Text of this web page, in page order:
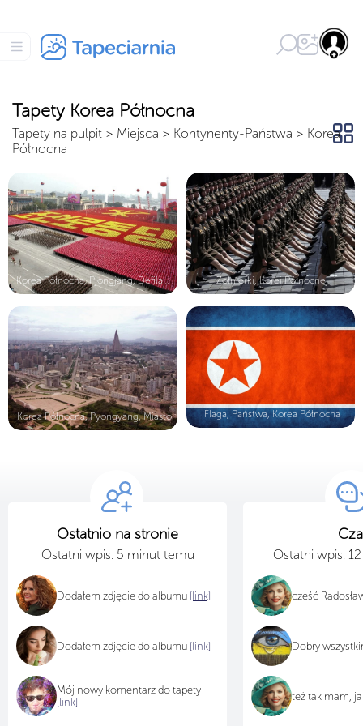
Tapety Korea Północna
Tapety na pulpit > Miejsca > Kontynenty-Państwa > Korea
Północna
Korea Północna, Pjongjang, Defilada... Żołnierki, Korei Północnej
Korea Północna, Pyongyang, Miasto Flaga, Państwa, Korea Północna
Ostatnio na stronie
Ostatni wpis: 5 minut temu
Dodałem zdjęcie do albumu [link]
Dodałem zdjęcie do albumu [link]
Mój nowy komentarz do tapety
[link]
Ostatni wpis:
cześć
Dobry
też tak mam,